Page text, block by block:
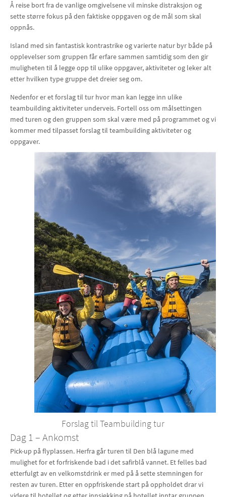
Å reise bort fra de vanlige omgivelsene vil minske distraksjon og
sette større fokus på den faktiske oppgaven og de mål som skal
oppnås.
Island med sin fantastisk kontrastrike og varierte natur byr både på
opplevelser som gruppen får erfare sammen samtidig som den gir
muligheten til å legge opp til ulike oppgaver, aktiviteter og leker alt
etter hvilken type gruppe det dreier seg om.
Nedenfor er et forslag til tur hvor man kan legge inn ulike
teambuilding aktiviteter underveis. Fortell oss om målsettingen
med turen og den gruppen som skal være med på programmet og vi
kommer med tilpasset forslag til teambuilding aktiviteter og
oppgaver.
Forslag til Teambuilding tur
Dag 1 – Ankomst
Pick-up på flyplassen. Herfra går turen til Den blå lagune med
mulighet for et forfriskende bad i det safirblå vannet. Et felles bad
etterfulgt av en velkomstdrink er med på å sette stemningen for
resten av turen. Etter en oppfriskende start på oppholdet drar vi